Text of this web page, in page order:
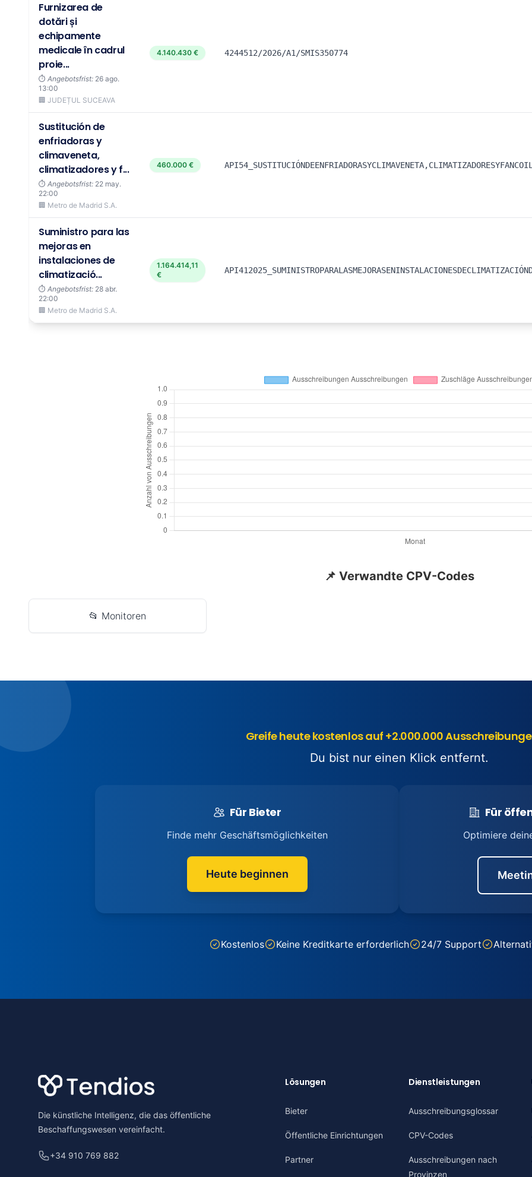
Furnizarea de
dotări și
echipamente
medicale în cadrul
proie...
⏱️ Angebotsfrist: 26 ago.
13:00
🏢 JUDEȚUL SUCEAVA
4.140.430 € 4244512/2026/A1/SMIS350774
Sustitución de
enfriadoras y
climaveneta,
climatizadores y f...
⏱️ Angebotsfrist: 22 may.
22:00
🏢 Metro de Madrid S.A.
460.000 €
Suministro para las
mejoras en
instalaciones de
climatizació...
⏱️ Angebotsfrist: 28 abr.
22:00
🏢 Metro de Madrid S.A.
1.164.414,11
€
📌 Verwandte CPV-Codes
📂 Monitoren
Greife heute kostenlos auf +2.000.000
Du bist nur einen Klick entfernt.
Für Bieter
Finde mehr Geschäftsmöglichkeiten
Heute beginnen
Für
Optimiere
Kostenlos Keine Kreditkarte erforderlich 24/7 Support
Die künstliche Intelligenz, die das öffentliche
Beschaffungswesen vereinfacht.
+34 910 769 882
Lösungen
Bieter
Öffentliche Einrichtungen
Partner
Dienstleistungen
Ausschreibungsglossar
CPV-Codes
Ausschreibungen nach
Provinzen